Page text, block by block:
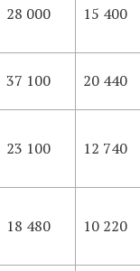
28 000 15 400
37 100 20 440
23 100 12 740
18 480 10 220